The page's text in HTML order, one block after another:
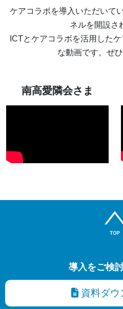
ケアコラボを導入いただいて
ネルを開設さ
ICTとケアコラボを活用した
な動画です。ぜ
南高愛隣会さま
導入をご検
資料ダウ